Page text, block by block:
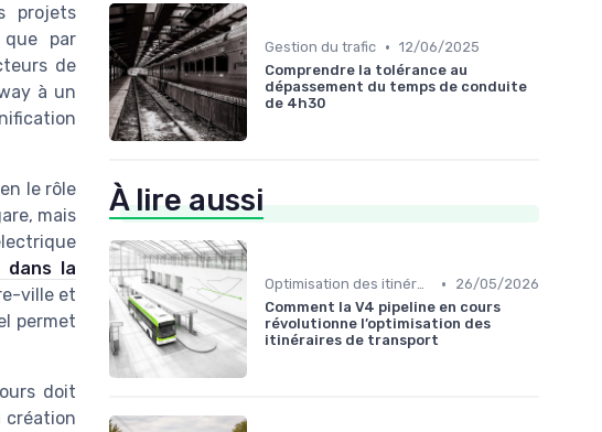
projets
par
de
à un
le rôle
mais
dans la
ville et
permet
doit
création
Gestion du trafic • 12/06/2025
Comprendre la tolérance au
dépassement du temps de conduite
de 4h30
À lire aussi
Optimisation des itinéraires •
26/05/2026
Comment la V4 pipeline en cours
révolutionne l’optimisation des
itinéraires de transport